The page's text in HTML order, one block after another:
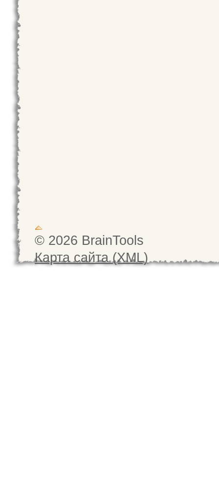
© 2026 BrainTools
Карта сайта (XML)